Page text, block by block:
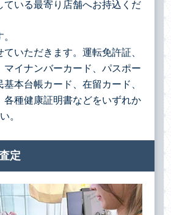
ている最寄り店舗へお持込くだ
いただきます。運転免許証、
マイナンバーカード、パスポー
基本台帳カード、在留カード、
各種健康証明書などをいずれか
。
定